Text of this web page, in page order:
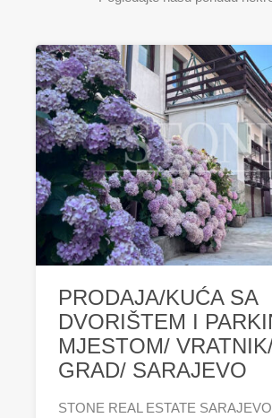
PRODAJA/KUĆA SA
DVORIŠTEM I
MJESTOM/
GRAD/ SARAJEVO
STONE REAL ESTATE